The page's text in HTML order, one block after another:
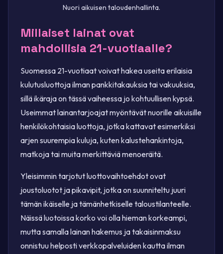
Nuori aikuisen taloudenhallinta.
Millaiset lainat ovat
mahdollisia 21-vuotiaalle?
Suomessa 21-vuotiaat voivat hakea useita erilaisia
kulutusluottoja ilman pankkitakauksia tai vakuuksia,
sillä ikäraja on tässä vaiheessa jo kohtuullisen kypsä.
Useimmat lainantarjoajat myöntävät nuorille aikuisille
henkilökohtaisia luottoja, jotka kattavat esimerkiksi
arjen suurempia kuluja, kuten kalustehankintoja,
matkoja tai muita merkittäviä menoeräitä.
Yleisimmin tarjotut luottovaihtoehdot ovat
joustoluotot ja pikavipit, jotka on suunniteltu juuri
tämän ikäiselle ja tämänhetkiselle taloustilanteelle.
Näissä luotoissa korko voi olla hieman korkeampi,
mutta samalla lainan hakemus ja takaisinmaksu
onnistuu helposti verkkopalveluiden kautta ilman